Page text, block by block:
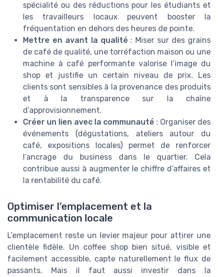
spécialité ou des réductions pour les étudiants et
les travailleurs locaux peuvent booster la
fréquentation en dehors des heures de pointe.
Mettre en avant la qualité : Miser sur des grains
de café de qualité, une torréfaction maison ou une
machine à café performante valorise l’image du
shop et justifie un certain niveau de prix. Les
clients sont sensibles à la provenance des produits
et à la transparence sur la chaîne
d’approvisionnement.
Créer un lien avec la communauté : Organiser des
événements (dégustations, ateliers autour du
café, expositions locales) permet de renforcer
l’ancrage du business dans le quartier. Cela
contribue aussi à augmenter le chiffre d’affaires et
la rentabilité du café.
Optimiser l’emplacement et la
communication locale
L’emplacement reste un levier majeur pour attirer une
clientèle fidèle. Un coffee shop bien situé, visible et
facilement accessible, capte naturellement le flux de
passants. Mais il faut aussi investir dans la